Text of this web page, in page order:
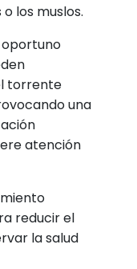
los muslos.
oportuno
torrente
una
atención
reducir el
la salud